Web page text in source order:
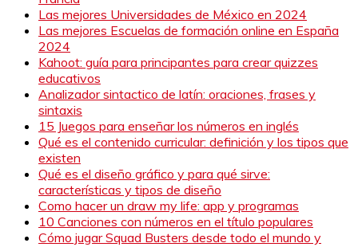
Las mejores Universidades de México en 2024
Las mejores Escuelas de formación online en España
2024
Kahoot: guía para principantes para crear quizzes
educativos
Analizador sintactico de latín: oraciones, frases y
sintaxis
15 Juegos para enseñar los números en inglés
Qué es el contenido curricular: definición y los tipos que
existen
Qué es el diseño gráfico y para qué sirve:
características y tipos de diseño
Como hacer un draw my life: app y programas
10 Canciones con números en el título populares
Cómo jugar Squad Busters desde todo el mundo y